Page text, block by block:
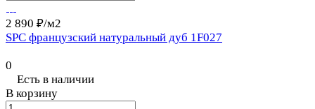
2 890 ₽/м2
SPC французский натуральный дуб 1F027
0
Есть в наличии
В корзину